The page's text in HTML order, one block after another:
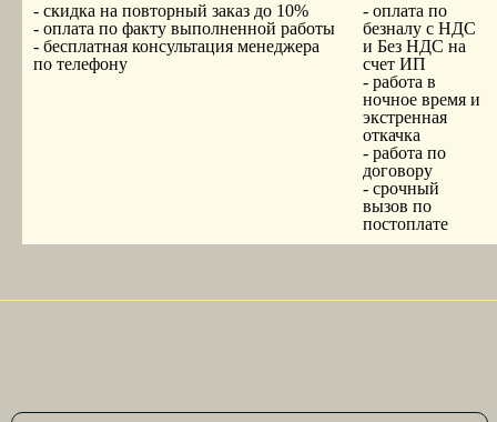
- скидка на повторный заказ до 10%
- оплата по факту выполненной работы
- бесплатная консультация менеджера
по телефону
- оплата по
безналу с НДС
и Без НДС на
счет ИП
- работа в
ночное время и
экстренная
откачка
- работа по
договору
- срочный
вызов по
постоплате